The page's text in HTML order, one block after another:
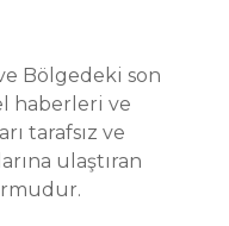
Bölgedeki son
haberleri ve
tarafsız ve
ulaştıran